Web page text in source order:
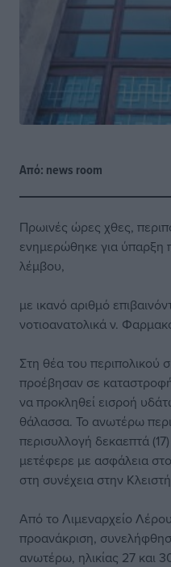
Από: news room
Πρωινές ώρες χθες,
ενημερώθηκε για ύπαρξη
λέμβου,
με ικανό αριθμό
νοτιοανατολικά ν.
Στη θέα του
προέβησαν σε
να προκληθεί εισροή
θάλασσα. Το ανωτέρω
περισυλλογή δεκαεπτά
μετέφερε με ασφάλεια
στη συνέχεια στην
Από το Λιμεναρχείο
προανάκριση,
ανωτέρω, ηλικίας 27 και